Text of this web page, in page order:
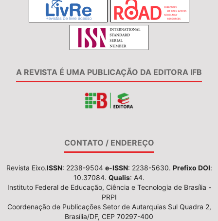
A REVISTA É UMA PUBLICAÇÃO DA EDITORA IFB
CONTATO / ENDEREÇO
Revista Eixo.ISSN: 2238-9504 e-ISSN: 2238-5630. Prefixo DOI:
10.37084. Qualis: A4.
Instituto Federal de Educação, Ciência e Tecnologia de Brasília -
PRPI
Coordenação de Publicações Setor de Autarquias Sul Quadra 2,
Brasília/DF, CEP 70297-400